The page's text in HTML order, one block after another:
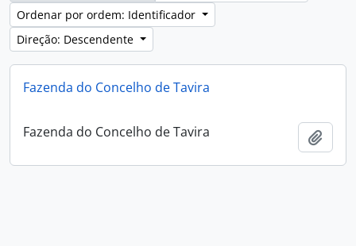
Ordenar por ordem: Identificador
Direção: Descendente
Fazenda do Concelho de Tavira
Fazenda do Concelho de Tavira